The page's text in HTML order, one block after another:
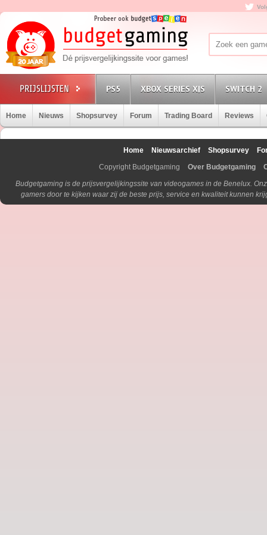
PS5 XBOX SERIES X|S SWITCH 2
Home Nieuws Shopsurvey Forum Trading Board Reviews
Home Nieuwsarchief Shopsurvey
Copyright Budgetgaming
Over Budgetgaming
Budgetgaming is de prijsvergelijkingssite van videogames in de Benelux.
gamers door te kijken waar zij de beste prijs, service en kwaliteit kunnen